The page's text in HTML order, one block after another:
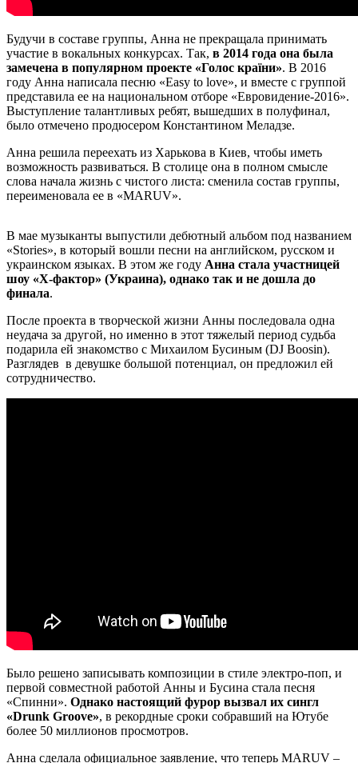
Будучи в составе группы, Анна не прекращала принимать
участие в вокальных конкурсах. Так, в 2014 года она была
замечена в популярном проекте «Голос країни». В 2016
году Анна написала песню «Easy to love», и вместе с группой
представила ее на национальном отборе «Евровидение-2016».
Выступление талантливых ребят, вышедших в полуфинал,
было отмечено продюсером Константином Меладзе.
Анна решила переехать из Харькова в Киев, чтобы иметь
возможность развиваться. В столице она в полном смысле
слова начала жизнь с чистого листа: сменила состав группы,
переименовала ее в «MARUV».
В мае музыканты выпустили дебютный альбом под названием
«Stories», в который вошли песни на английском, русском и
украинском языках. В этом же году Анна стала участницей
шоу «X-фактор» (Украина), однако так и не дошла до
финала.
После проекта в творческой жизни Анны последовала одна
неудача за другой, но именно в этот тяжелый период судьба
подарила ей знакомство с Михаилом Бусиным (DJ Boosin).
Разглядев в девушке большой потенциал, он предложил ей
сотрудничество.
Было решено записывать композиции в стиле электро-поп, и
первой совместной работой Анны и Бусина стала песня
«Спинни». Однако настоящий фурор вызвал их сингл
«Drunk Groove», в рекордные сроки собравший на Ютубе
более 50 миллионов просмотров.
Анна сделала официальное заявление, что теперь MARUV –